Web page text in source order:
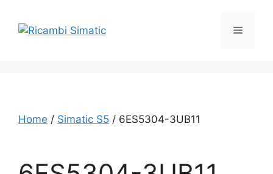
contenuto
Menu
Home / Simatic S5 / 6ES5304-3UB11